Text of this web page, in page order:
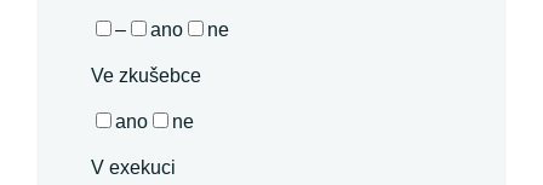
– ano ne
Ve zkušebce
ano ne
V exekuci